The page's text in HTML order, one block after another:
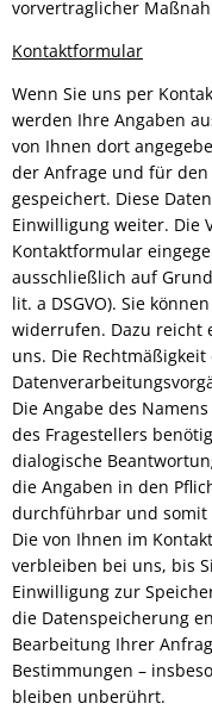
vorvertraglicher
Kontaktformular
Wenn Sie uns per
werden Ihre Angaben
von Ihnen dort
der Anfrage und für den
gespeichert. Diese
Einwilligung weiter. Die
Kontaktformular
ausschließlich auf
lit. a DSGVO). Sie
widerrufen. Dazu reicht
uns. Die
Die Angabe des
des Fragestellers
dialogische
die Angaben in den
durchführbar und somit
Die von Ihnen im
verbleiben bei uns, bis
Einwilligung zur
die Datenspeicherung
Bearbeitung Ihrer
Bestimmungen –
bleiben unberührt.